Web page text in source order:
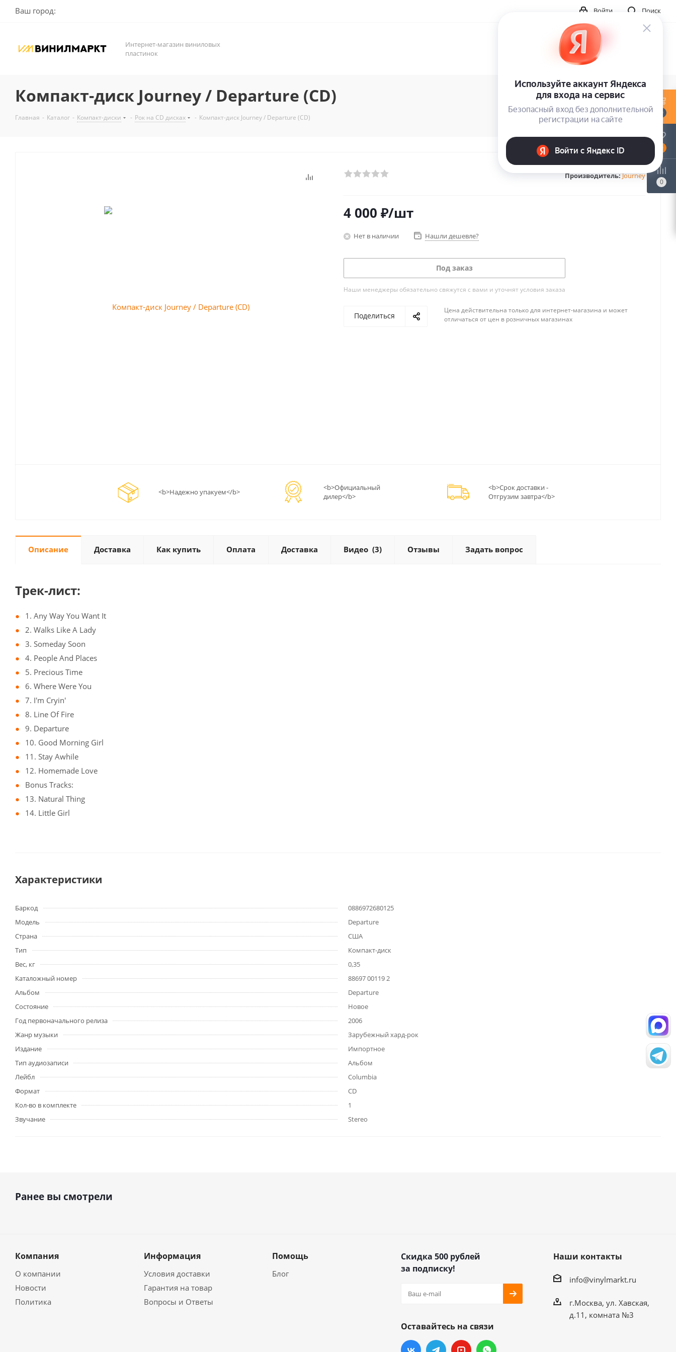
Ваш город: Поиск
Войти
Интернет-магазин виниловых
пластинок
Компакт-диск Journey / Departure (CD)
Главная - Каталог - Компакт-диски - Рок на CD дисках - Компакт-диск Journey / Departure (CD)
Производитель:Journey
4 000 ₽/шт
Нет в наличии Нашли дешевле?
Под заказ
Наши менеджеры обязательно свяжутся с вами и уточнят условия заказа
Поделиться
Цена действительна только для интернет-магазина и может
отличаться от цен в розничных магазинах
<b>Надежно упакуем</b>
<b>Официальный
дилер</b>
<b>Срок доставки -
Отгрузим завтра</b>
Описание Доставка Как купить Оплата Доставка Видео (3) Отзывы Задать вопрос
Трек-лист:
1. Any Way You Want It
2. Walks Like A Lady
3. Someday Soon
4. People And Places
5. Precious Time
6. Where Were You
7. I'm Cryin'
8. Line Of Fire
9. Departure
10. Good Morning Girl
11. Stay Awhile
12. Homemade Love
Bonus Tracks:
13. Natural Thing
14. Little Girl
Характеристики
Баркод
0886972680125
Модель
Departure
Страна
США
Тип
Компакт-диск
Вес, кг
0,35
Каталожный номер
88697 00119 2
Альбом
Departure
Состояние
Новое
Год первоначального релиза
2006
Жанр музыки
Зарубежный хард-рок
Издание
Импортное
Тип аудиозаписи
Альбом
Лейбл
Columbia
Формат
CD
Кол-во в комплекте
1
Звучание
Stereo
Ранее вы смотрели
Компания
О компании
Новости
Политика
Информация
Условия доставки
Гарантия на товар
Вопросы и Ответы
Помощь
Блог
Скидка 500 рублей
за подписку!
Оставайтесь на связи
Наши контакты
info@vinylmarkt.ru
г.Москва, ул. Хавская,
д.11, комната №3
0
0
0